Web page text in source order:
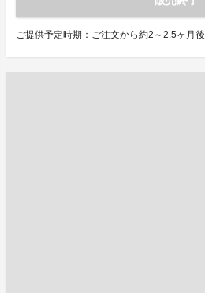
ご提供予定時期：ご注文から約2～2.5ヶ月後